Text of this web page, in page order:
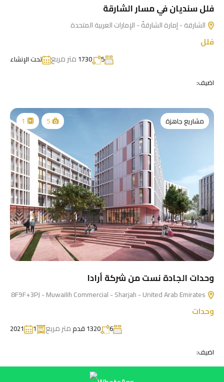
فلل سنديان في مسار الشارقة
الشارقة - إمارة الشارقةّ - الإمارات العربية المتحدة
فلل
5
1730 متر مربع
تحت الإنشاء
اضيف:
مشاريع جاهزة 5
1
وحدات الجادة نست من شركة أرادا
وحدات
6 1320 قدم متر مربع 1
2021
اضيف: